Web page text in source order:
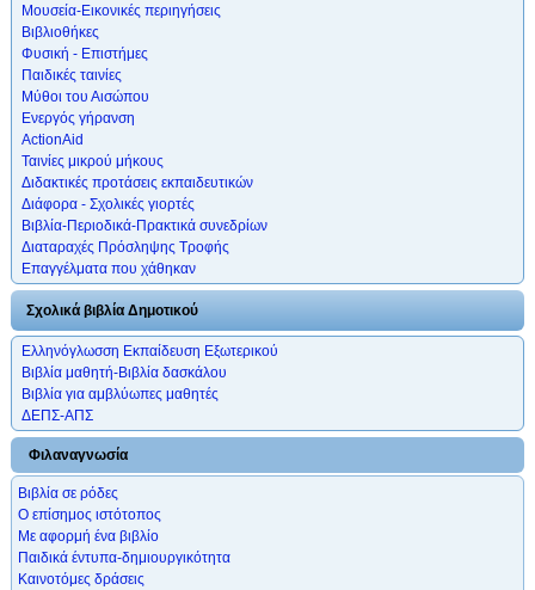
Μουσεία-Εικονικές περιηγήσεις
Βιβλιοθήκες
Φυσική - Επιστήμες
Παιδικές ταινίες
Μύθοι του Αισώπου
Ενεργός γήρανση
ActionAid
Ταινίες μικρού μήκους
Διδακτικές προτάσεις εκπαιδευτικών
Διάφορα - Σχολικές γιορτές
Βιβλία-Περιοδικά-Πρακτικά συνεδρίων
Διαταραχές Πρόσληψης Τροφής
Επαγγέλματα που χάθηκαν
Σχολικά βιβλία Δημοτικού
Ελληνόγλωσση Εκπαίδευση Εξωτερικού
Βιβλία μαθητή-Βιβλία δασκάλου
Βιβλία για αμβλύωπες μαθητές
ΔΕΠΣ-ΑΠΣ
Φιλαναγνωσία
Βιβλία σε ρόδες
Ο επίσημος ιστότοπος
Με αφορμή ένα βιβλίο
Παιδικά έντυπα-δημιουργικότητα
Καινοτόμες δράσεις